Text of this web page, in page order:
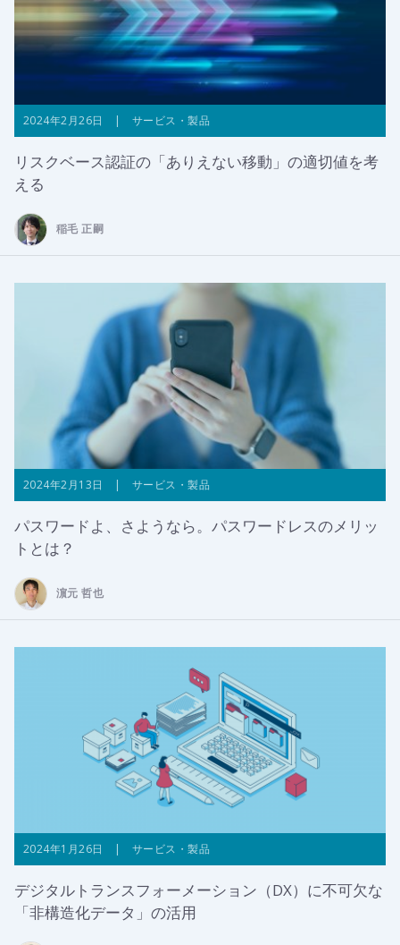
2024年2月26日 | サービス・製品
リスクベース認証の「ありえない移動」の適切値を考
える
稲毛 正嗣
2024年2月13日 | サービス・製品
パスワードよ、さようなら。パスワードレスのメリッ
トとは？
濵元 哲也
2024年1月26日 | サービス・製品
デジタルトランスフォーメーション（DX）に不可欠な
「非構造化データ」の活用